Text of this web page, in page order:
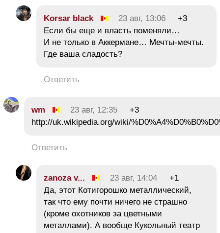
Korsar black 23 авг, 13:06
+3
Если бы еще и власть поменяли…
И не только в Аккермане… Мечты-мечты.
Где ваша сладость?
Ответить
wm 23 авг, 12:35
+3
http://uk.wikipedia.org/wiki/
Ответить
zanoza v... 23 авг, 14:04
+1
Да, этот Котигорошко металлический,
так что ему почти ничего не страшно
(кроме охотников за цветными
металлами). А вообще Кукольный театр